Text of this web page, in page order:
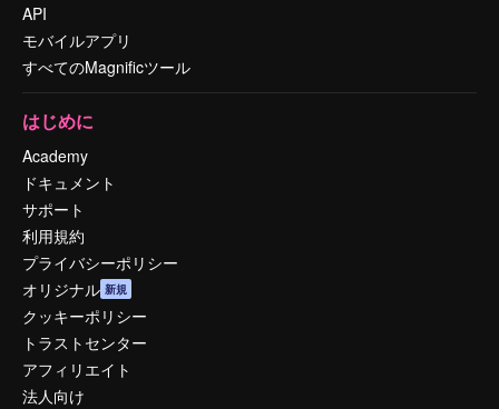
API
モバイルアプリ
すべてのMagnificツール
はじめに
Academy
ドキュメント
サポート
利用規約
プライバシーポリシー
オリジナル 新規
クッキーポリシー
トラストセンター
アフィリエイト
法人向け